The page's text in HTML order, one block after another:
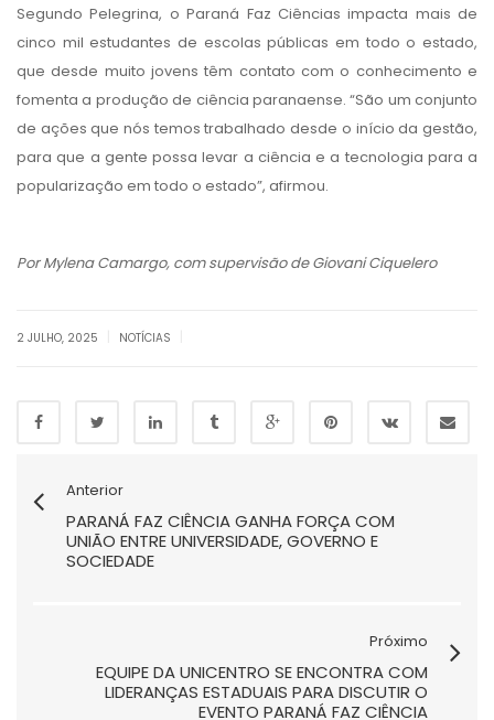
Segundo Pelegrina, o Paraná Faz Ciências impacta mais de
cinco mil estudantes de escolas públicas em todo o estado,
que desde muito jovens têm contato com o conhecimento e
fomenta a produção de ciência paranaense. “São um conjunto
de ações que nós temos trabalhado desde o início da gestão,
para que a gente possa levar a ciência e a tecnologia para a
popularização em todo o estado”, afirmou.
Por Mylena Camargo, com supervisão de Giovani Ciquelero
2 JULHO, 2025 NOTÍCIAS
Anterior
PARANÁ FAZ CIÊNCIA GANHA FORÇA COM
UNIÃO ENTRE UNIVERSIDADE, GOVERNO E
SOCIEDADE
Próximo
EQUIPE DA UNICENTRO SE ENCONTRA COM
LIDERANÇAS ESTADUAIS PARA DISCUTIR O
EVENTO PARANÁ FAZ CIÊNCIA